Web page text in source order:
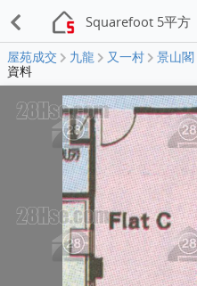
Squarefoot 5平方
屋苑成交 九龍 又一村 景山閣
資料